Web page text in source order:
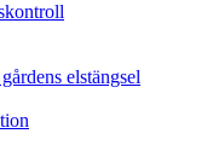
elstängsel